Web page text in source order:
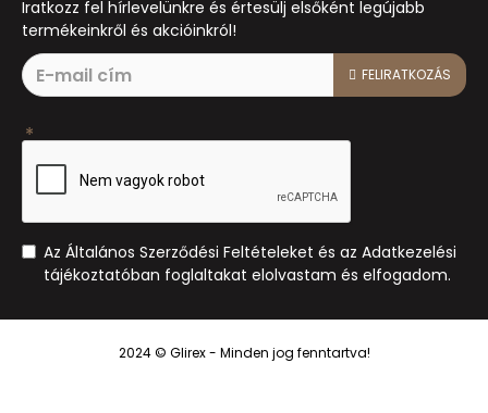
Iratkozz fel hírlevelünkre és értesülj elsőként legújabb
termékeinkről és akcióinkról!
FELIRATKOZÁS
Az Általános Szerződési Feltételeket és az Adatkezelési
tájékoztatóban foglaltakat elolvastam és elfogadom.
2024 © Glirex - Minden jog fenntartva!